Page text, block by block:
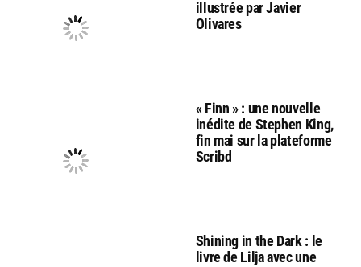
illustrée par Javier
Olivares
« Finn » : une nouvelle
inédite de Stephen King,
fin mai sur la plateforme
Scribd
Shining in the Dark : le
livre de Lilja avec une